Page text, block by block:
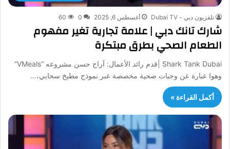
تلفزيون دبي - Dubai TV أغسطس 6, 2025 0
60
شارك تانك دبي | علامة تجارية تغير مفهوم
الطعام الصحي بطرق مبتكرة
Shark Tank Dubai |قدم رائد الأعمال: آراج حسن مشروعه “VMeals”
وهوا عبارة عن وجبات صحية مخصصة عبر نموذج مطبخ سحابي،…
أكمل القراءة »